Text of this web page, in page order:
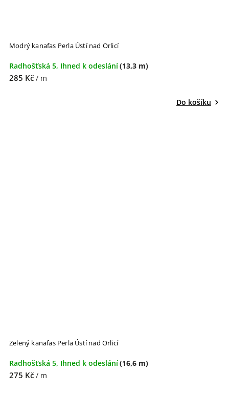
Modrý kanafas Perla Ústí nad Orlicí
Radhošťská 5, Ihned k odeslání(13,3 m)
285 Kč / m
Do košíku
Zelený kanafas Perla Ústí nad Orlicí
Radhošťská 5, Ihned k odeslání(16,6 m)
275 Kč / m